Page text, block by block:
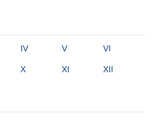
IV V VI
X XI XII